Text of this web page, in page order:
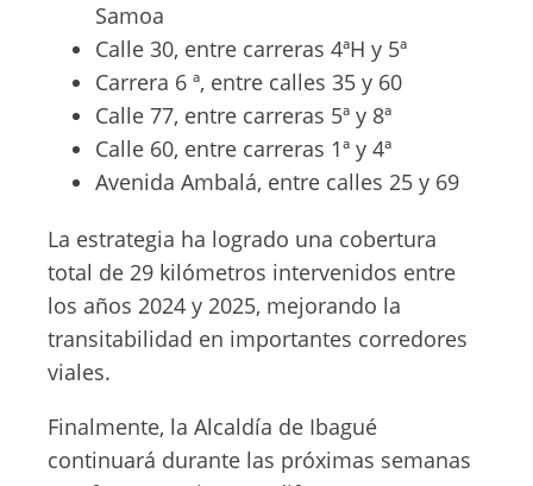
Samoa
Calle 30, entre carreras 4ªH y 5ª
Carrera 6 ª, entre calles 35 y 60
Calle 77, entre carreras 5ª y 8ª
Calle 60, entre carreras 1ª y 4ª
Avenida Ambalá, entre calles 25 y 69
La estrategia ha logrado una cobertura
total de 29 kilómetros intervenidos entre
los años 2024 y 2025, mejorando la
transitabilidad en importantes corredores
viales.
Finalmente, la Alcaldía de Ibagué
continuará durante las próximas semanas